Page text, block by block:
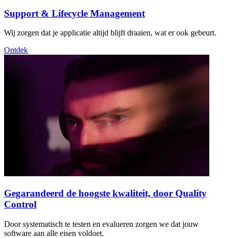
Support & Lifecycle Management
Wij zorgen dat je applicatie altijd blijft draaien, wat er ook gebeurt.
Ontdek
Gegarandeerd de hoogste kwaliteit, door Quality
Control
Door systematisch te testen en evalueren zorgen we dat jouw
software aan alle eisen voldoet.